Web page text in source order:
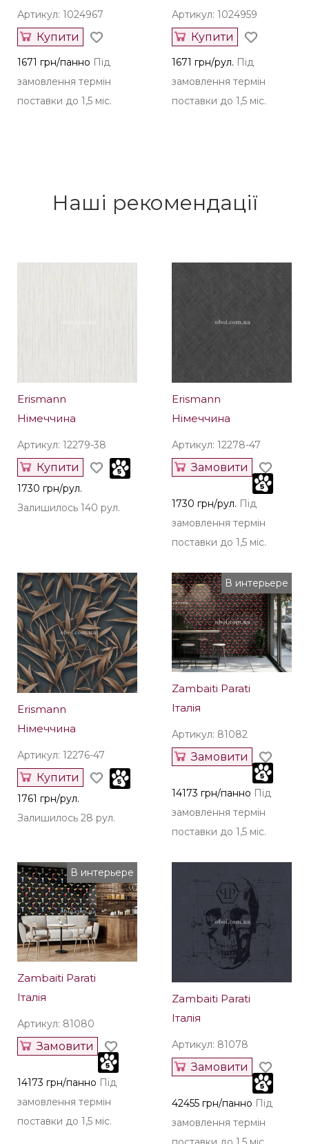
Артикул: 1024967
Купити
1671 грн/панно Під
замовлення термін
поставки до 1,5 міс.
Артикул: 1024959
Купити
1671 грн/рул. Під
замовлення термін
поставки до 1,5 міс.
Наші рекомендації
Erismann
Німеччина
Артикул: 12279-38
Купити
1730 грн/рул.
Залишилось 140 рул.
Erismann
Німеччина
Артикул: 12278-47
Замовити
1730 грн/рул. Під
замовлення термін
поставки до 1,5 міс.
Erismann
Німеччина
Артикул: 12276-47
Купити
1761 грн/рул.
Залишилось 28 рул.
В интерьере
Zambaiti Parati
Італія
Артикул: 81082
Замовити
14173 грн/панно Під
замовлення термін
поставки до 1,5 міс.
В интерьере
Zambaiti Parati
Італія
Артикул: 81080
Замовити
14173 грн/панно Під
замовлення термін
поставки до 1,5 міс.
Zambaiti Parati
Італія
Артикул: 81078
Замовити
42455 грн/панно Під
замовлення термін